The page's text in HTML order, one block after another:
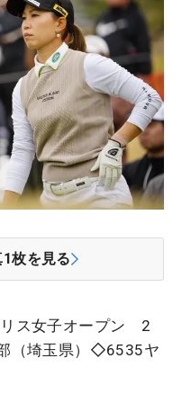
1枚を見る
リス女子オープン 2
（埼玉県）◇6535ヤ